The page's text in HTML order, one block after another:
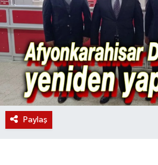
Paylaş